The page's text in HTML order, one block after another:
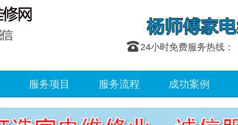
󰇯 24小时免费服务热线：
服务项目 服务流程 成功案例